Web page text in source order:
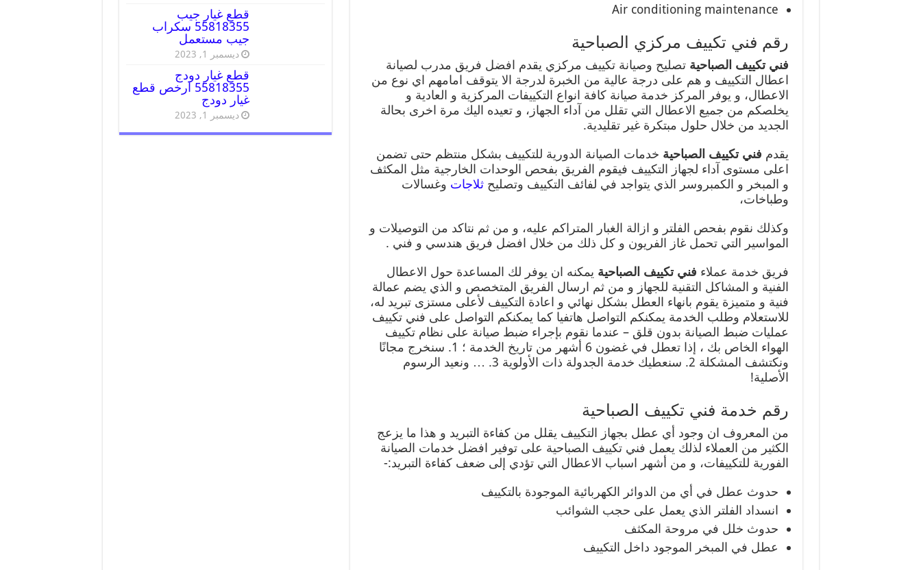
Air conditioning maintenance
رقم فني تكييف مركزي الصباحية
فني تكييف الصباحية تصليح وصيانة تكييف مركزي يقدم افضل فريق مدرب لصيانة
اعطال التكييف و هم على درجة عالية من الخبرة لدرجة الا يتوقف امامهم اي نوع من
الاعطال، و يوفر المركز خدمة صيانة كافة انواع التكييفات المركزية و العادية و
يخلصكم من جميع الاعطال التي تقلل من آداء الجهاز، و تعيده اليك مرة اخرى بحالة
الجديد من خلال حلول مبتكرة غير تقليدية.
يقدم فني تكييف الصباحية خدمات الصيانة الدورية للتكييف بشكل منتظم حتى تضمن
اعلى مستوى آداء لجهاز التكييف فيقوم الفريق بفحص الوحدات الخارجية مثل المكثف
و المبخر و الكمبروسر الذي يتواجد في لفائف التكييف وتصليحثلاجات وغسالات
وطباخات،
وكذلك نقوم بفحص الفلتر و ازالة الغبار المتراكم عليه، و من ثم نتاكد من التوصيلات و
المواسير التي تحمل غاز الفريون و كل ذلك من خلال افضل فريق هندسي و فني .
فريق خدمة عملاء فني تكييف الصباحية يمكنه ان يوفر لك المساعدة حول الاعطال
الفنية و المشاكل التقنية للجهاز و من ثم ارسال الفريق المتخصص و الذي يضم عمالة
فنية و متميزة يقوم بانهاء العطل بشكل نهائي و اعادة التكييف لأعلى مستزى تبريد له،
للاستعلام وطلب الخدمة يمكنكم التواصل هاتفيا كما يمكنكم التواصل على فني تكييف
عمليات ضبط الصيانة بدون قلق – عندما نقوم بإجراء ضبط صيانة على نظام تكييف
الهواء الخاص بك ، إذا تعطل في غضون 6 أشهر من تاريخ الخدمة ؛ 1. سنخرج مجانًا
ونكتشف المشكلة 2. سنعطيك خدمة الجدولة ذات الأولوية 3. … ونعيد الرسوم
الأصلية!
رقم خدمة فني تكييف الصباحية
من المعروف ان وجود أي عطل بجهاز التكييف يقلل من كفاءة التبريد و هذا ما يزعج
الكثير من العملاء لذلك يعمل فني تكييف الصباحية على توفير افضل خدمات الصيانة
الفورية للتكييفات، و من أشهر اسباب الاعطال التي تؤدي إلى ضعف كفاءة التبريد:-
حدوث عطل في أي من الدوائر الكهربائية الموجودة بالتكييف
انسداد الفلتر الذي يعمل على حجب الشوائب
حدوث خلل في مروحة المكثف
عطل في المبخر الموجود داخل التكييف
قطع غيار جيب
55818355 سكراب
جيب مستعمل
ديسمبر 1, 2023
قطع غيار دودج
55818355 ارخص قطع
غيار دودج
ديسمبر 1, 2023